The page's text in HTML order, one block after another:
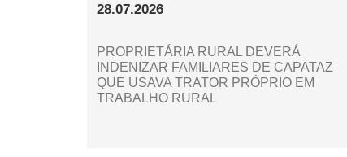
28.07.2026
PROPRIETÁRIA RURAL DEVERÁ
INDENIZAR FAMILIARES DE CAPATAZ
QUE USAVA TRATOR PRÓPRIO EM
TRABALHO RURAL